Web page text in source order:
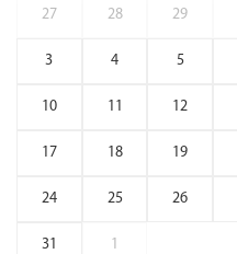
27 28 29
3 4 5
10 11 12
17 18 19
24 25 26
31 1